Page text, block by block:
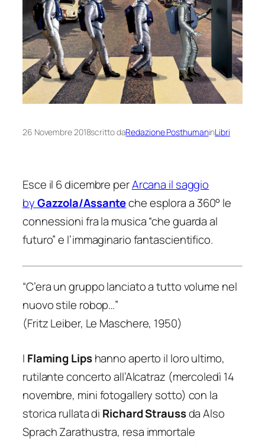
26 Novembre 2018scritto daRedazione PosthumaninLibri
Esce il 6 dicembre perArcana il saggio
byGazzola/Assanteche esplora a 360° le
connessioni fra la musica “che guarda al
futuro” e l’immaginario fantascientifico.
“C’era un gruppo lanciato a tutto volume nel
nuovo stile robop…”
(Fritz Leiber, Le Maschere, 1950)
I Flaming Lipshanno aperto il loro ultimo,
rutilante concerto all’Alcatraz (mercoledì 14
novembre, mini fotogallery sotto) con la
storica rullata di Richard StraussdaAlso
Sprach Zarathustra, resa immortale